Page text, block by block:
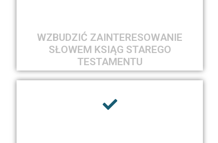
WZBUDZIĆ ZAINTERESOWANIE
SŁOWEM KSIĄG STAREGO
TESTAMENTU